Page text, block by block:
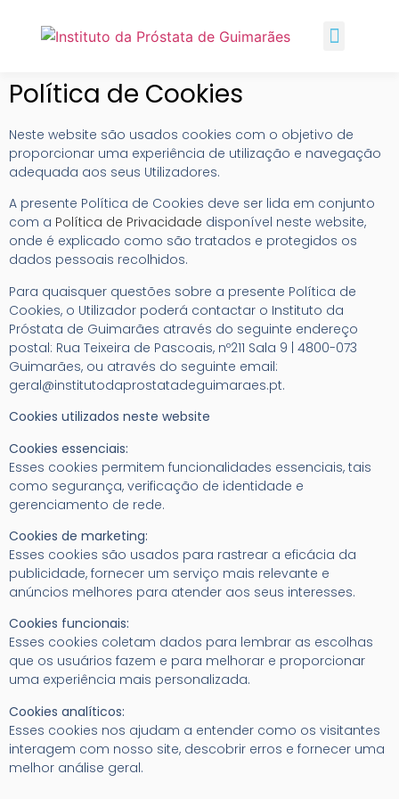
Política de Cookies
Neste website são usados cookies com o objetivo de
proporcionar uma experiência de utilização e navegação
adequada aos seus Utilizadores.
A presente Política de Cookies deve ser lida em conjunto
com a Política de Privacidade disponível neste website,
onde é explicado como são tratados e protegidos os
dados pessoais recolhidos.
Para quaisquer questões sobre a presente Política de
Cookies, o Utilizador poderá contactar o Instituto da
Próstata de Guimarães através do seguinte endereço
postal: Rua Teixeira de Pascoais, nº211 Sala 9 | 4800-073
Guimarães, ou através do seguinte email:
geral@institutodaprostatadeguimaraes.pt.
Cookies utilizados neste website
Cookies essenciais:
Esses cookies permitem funcionalidades essenciais, tais
como segurança, verificação de identidade e
gerenciamento de rede.
Cookies de marketing:
Esses cookies são usados para rastrear a eficácia da
publicidade, fornecer um serviço mais relevante e
anúncios melhores para atender aos seus interesses.
Cookies funcionais:
Esses cookies coletam dados para lembrar as escolhas
que os usuários fazem e para melhorar e proporcionar
uma experiência mais personalizada.
Cookies analíticos:
Esses cookies nos ajudam a entender como os visitantes
interagem com nosso site, descobrir erros e fornecer uma
melhor análise geral.